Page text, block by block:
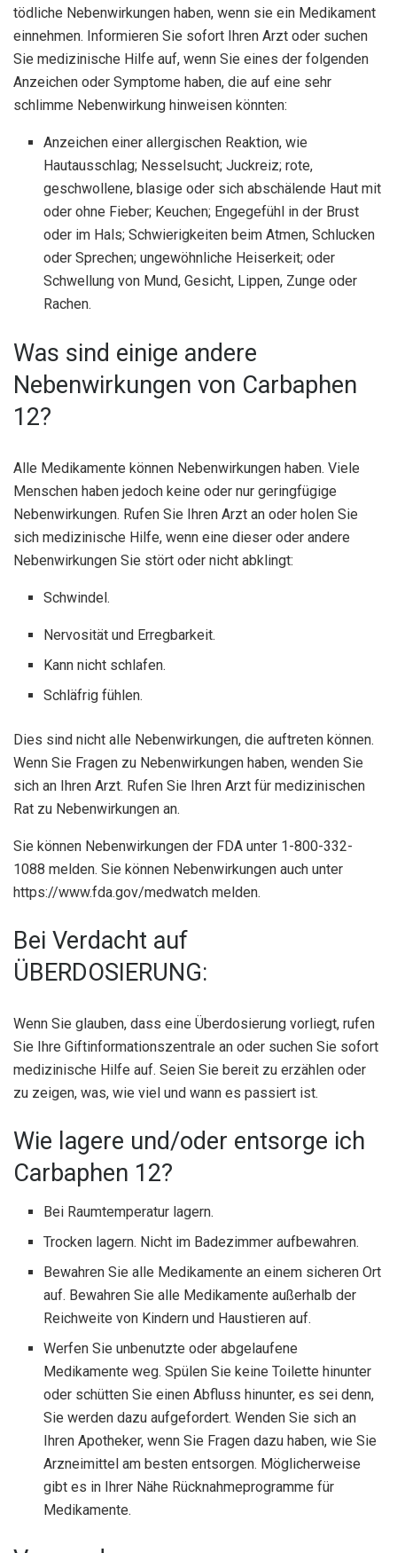
tödliche Nebenwirkungen haben, wenn sie ein Medikament
einnehmen. Informieren Sie sofort Ihren Arzt oder suchen
Sie medizinische Hilfe auf, wenn Sie eines der folgenden
Anzeichen oder Symptome haben, die auf eine sehr
schlimme Nebenwirkung hinweisen könnten:
Anzeichen einer allergischen Reaktion, wie
Hautausschlag; Nesselsucht; Juckreiz; rote,
geschwollene, blasige oder sich abschälende Haut mit
oder ohne Fieber; Keuchen; Engegefühl in der Brust
oder im Hals; Schwierigkeiten beim Atmen, Schlucken
oder Sprechen; ungewöhnliche Heiserkeit; oder
Schwellung von Mund, Gesicht, Lippen, Zunge oder
Rachen.
Was sind einige andere
Nebenwirkungen von Carbaphen
12?
Alle Medikamente können Nebenwirkungen haben. Viele
Menschen haben jedoch keine oder nur geringfügige
Nebenwirkungen. Rufen Sie Ihren Arzt an oder holen Sie
sich medizinische Hilfe, wenn eine dieser oder andere
Nebenwirkungen Sie stört oder nicht abklingt:
Schwindel.
Nervosität und Erregbarkeit.
Kann nicht schlafen.
Schläfrig fühlen.
Dies sind nicht alle Nebenwirkungen, die auftreten können.
Wenn Sie Fragen zu Nebenwirkungen haben, wenden Sie
sich an Ihren Arzt. Rufen Sie Ihren Arzt für medizinischen
Rat zu Nebenwirkungen an.
Sie können Nebenwirkungen der FDA unter 1-800-332-
1088 melden. Sie können Nebenwirkungen auch unter
https://www.fda.gov/medwatch melden.
Bei Verdacht auf
ÜBERDOSIERUNG:
Wenn Sie glauben, dass eine Überdosierung vorliegt, rufen
Sie Ihre Giftinformationszentrale an oder suchen Sie sofort
medizinische Hilfe auf. Seien Sie bereit zu erzählen oder
zu zeigen, was, wie viel und wann es passiert ist.
Wie lagere und/oder entsorge ich
Carbaphen 12?
Bei Raumtemperatur lagern.
Trocken lagern. Nicht im Badezimmer aufbewahren.
Bewahren Sie alle Medikamente an einem sicheren Ort
auf. Bewahren Sie alle Medikamente außerhalb der
Reichweite von Kindern und Haustieren auf.
Werfen Sie unbenutzte oder abgelaufene
Medikamente weg. Spülen Sie keine Toilette hinunter
oder schütten Sie einen Abfluss hinunter, es sei denn,
Sie werden dazu aufgefordert. Wenden Sie sich an
Ihren Apotheker, wenn Sie Fragen dazu haben, wie Sie
Arzneimittel am besten entsorgen. Möglicherweise
gibt es in Ihrer Nähe Rücknahmeprogramme für
Medikamente.